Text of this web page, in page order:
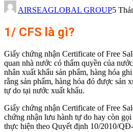
AIRSEAGLOBAL GROUP5
1/ CFS là gì?
Giấy chứng nhận Certificate of Free
quan nhà nước có thẩm quyền của
nhân xuất khẩu sản phẩm, hàng hóa
rằng sản phẩm, hàng hóa đó được sản
tự do tại nước xuất khẩu.
Giấy chứng nhận Certificate of Free
chứng nhận lưu hành tự do hay còn
thực hiện theo Quyết định 10/2010/